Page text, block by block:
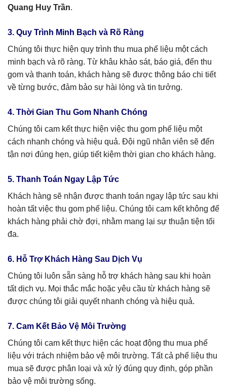
Quang Huy Trần.
3. Quy Trình Minh Bạch và Rõ Ràng
Chúng tôi thực hiện quy trình thu mua phế liệu một cách
minh bạch và rõ ràng. Từ khâu khảo sát, báo giá, đến thu
gom và thanh toán, khách hàng sẽ được thông báo chi tiết
về từng bước, đảm bảo sự hài lòng và tin tưởng.
4. Thời Gian Thu Gom Nhanh Chóng
Chúng tôi cam kết thực hiện việc thu gom phế liệu một
cách nhanh chóng và hiệu quả. Đội ngũ nhân viên sẽ đến
tận nơi đúng hẹn, giúp tiết kiệm thời gian cho khách hàng.
5. Thanh Toán Ngay Lập Tức
Khách hàng sẽ nhận được thanh toán ngay lập tức sau khi
hoàn tất việc thu gom phế liệu. Chúng tôi cam kết không để
khách hàng phải chờ đợi, nhằm mang lại sự thuận tiện tối
đa.
6. Hỗ Trợ Khách Hàng Sau Dịch Vụ
Chúng tôi luôn sẵn sàng hỗ trợ khách hàng sau khi hoàn
tất dịch vụ. Mọi thắc mắc hoặc yêu cầu từ khách hàng sẽ
được chúng tôi giải quyết nhanh chóng và hiệu quả.
7. Cam Kết Bảo Vệ Môi Trường
Chúng tôi cam kết thực hiện các hoạt động thu mua phế
liệu với trách nhiệm bảo vệ môi trường. Tất cả phế liệu thu
mua sẽ được phân loại và xử lý đúng quy định, góp phần
bảo vệ môi trường sống.